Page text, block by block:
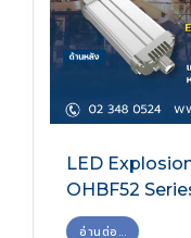
LED
OHBF52
อ่านต่อ...